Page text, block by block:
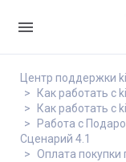

Центр поддержки
Как работать с
Как работать с
Работа с
Сценарий 4.1
Оплата